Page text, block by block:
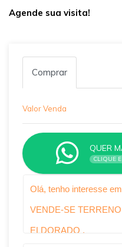
Agende sua visita!
Comprar
Valor Venda
QUER
CLIQUE